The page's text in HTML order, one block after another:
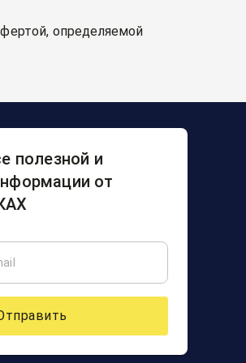
определяемой
полезной и
от